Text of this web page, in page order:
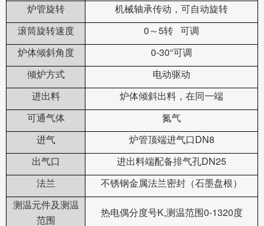
炉管旋转 机械轴承传动，可自动旋转
滚筒旋转速度 0 ～5转 可调
炉体倾斜角度 0-30°可调
倾炉方式 电动驱动
进出料 炉体倾斜出料，在同一端
可通气体 氮气
进气 炉管顶端进气口DN8
出气口 进出料端配备排气孔DN25
法兰 不锈钢金属法兰密封（石墨盘根）
测温元件及测温
范围
热电偶分度号K,测温范围0-1320度